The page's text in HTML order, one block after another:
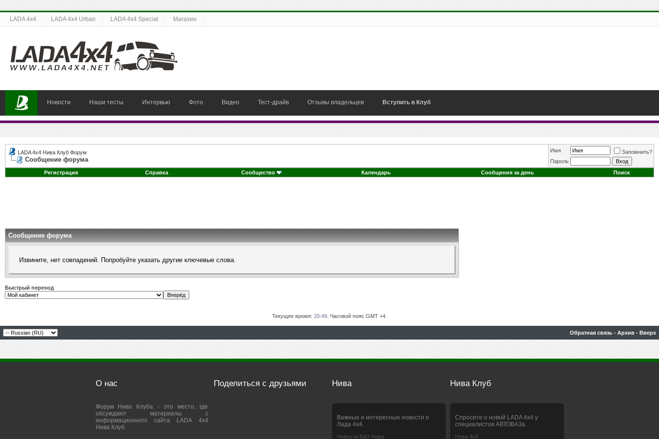
LADA 4x4 LADA 4x4 Urban LADA 4x4 Special Магазин
Новости Наши тесты Интервью Фото Видео Тест-драйв Отзывы владельцев Вступить в Клуб
LADA 4x4 Нива Клуб Форум
Сообщение форума
Имя
Запомнить?
Пароль
Регистрация
Справка Сообщество Календарь Сообщения за день Поиск
Сообщение форума
Извините, нет совпадений. Попробуйте указать другие ключевые слова.
Быстрый переход
Текущее время: 20:49 . Часовой пояс GMT +4.
Обратная связь - Архив - Вверх
О нас
Форум Нива Клуба - это место, где
обсуждают материалы с
информационного сайта LADA 4x4
Нива Клуб.
Поделиться с друзьями Нива
Важные и интересные новости о
Лада 4х4.
Новости ВАЗ Нива
Нива Клуб
Спросите о новой LADA 4x4 у
специалистов АВТОВАЗа.
Нива 4х4